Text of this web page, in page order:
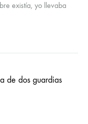
existía, yo llevaba